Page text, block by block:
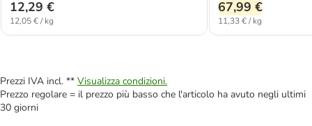
12,29 €
12,05 € / kg
67,99 €
11,33 € / kg
Prezzi IVA incl. ** Visualizza condizioni.
Prezzo regolare = il prezzo più basso che l'articolo ha avuto negli ultimi
30 giorni